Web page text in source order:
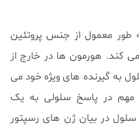
طور معمول از جنس پروتئین
کند. هورمون ها در خارج از
به گیرنده های ویژه خود می
مهم در پاسخ سلولی به یک
در بیان ژن های رسپتور